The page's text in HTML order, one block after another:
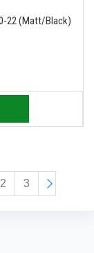
22 (Matt/Black)
2 3